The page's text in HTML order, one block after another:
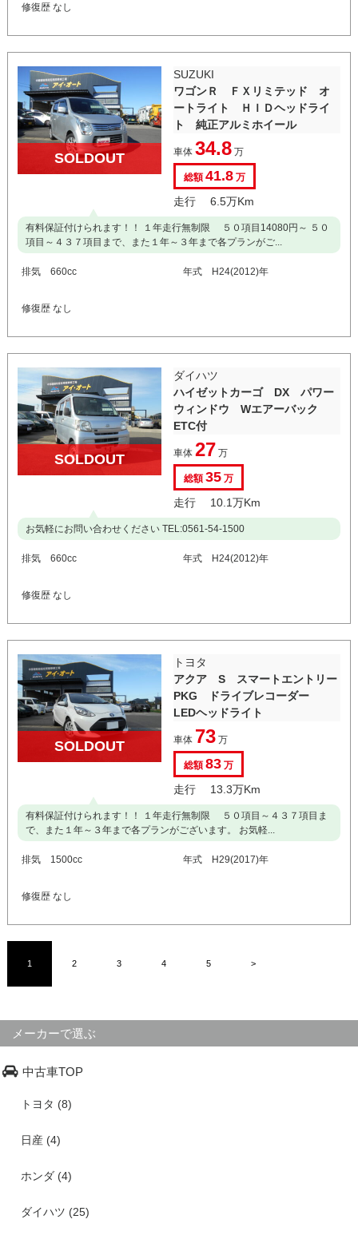
修復歴 なし
SOLDOUT
SUZUKI
ワゴンＲ ＦＸリミテッド オ
ートライト ＨＩＤヘッドライ
ト 純正アルミホイール
車体 34.8万
総額41.8万
走行 6.5万Km
有料保証付けられます！！ １年走行無制限 ５０項目14080円～ ５０
項目～４３７項目まで、また１年～３年まで各プランがご...
排気 660cc 年式 H24(2012)年
修復歴 なし
SOLDOUT
ダイハツ
ハイゼットカーゴ DX パワー
ウィンドウ Wエアーバック
ETC付
車体 27 万
総額35万
走行 10.1万Km
お気軽にお問い合わせください TEL:0561-54-1500
排気 660cc 年式 H24(2012)年
修復歴 なし
SOLDOUT
トヨタ
アクア S スマートエントリー
PKG ドライブレコーダー
LEDヘッドライト
車体 73万
総額83万
走行 13.3万Km
有料保証付けられます！！ １年走行無制限 ５０項目～４３７項目ま
で、また１年～３年まで各プランがございます。 お気軽...
排気 1500cc 年式 H29(2017)年
修復歴 なし
1 2 3 4 5 >
メーカーで選ぶ
中古車TOP
トヨタ (8)
日産 (4)
ホンダ (4)
ダイハツ (25)